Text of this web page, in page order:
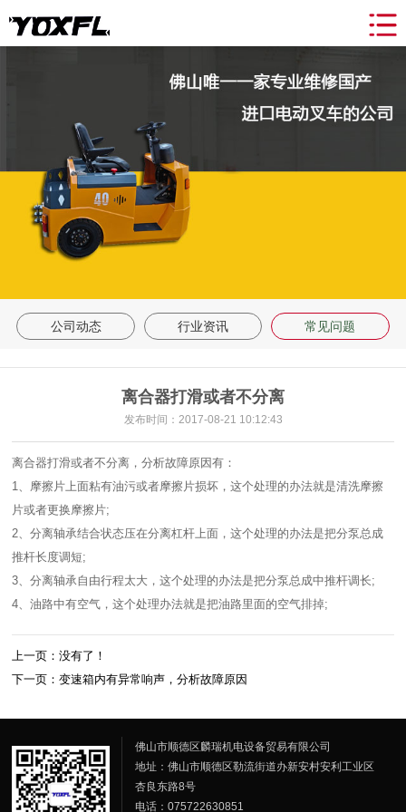
网站导航
新闻动态
合作案例
租赁&维修
联系我们
公司动态 行业资讯 常见问题
离合器打滑或者不分离
发布时间：2017-08-21 10:12:43
离合器打滑或者不分离，分析故障原因有：
1、摩擦片上面粘有油污或者摩擦片损坏，这个处理的办法就是清洗摩擦
片或者更换摩擦片;
2、分离轴承结合状态压在分离杠杆上面，这个处理的办法是把分泵总成
推杆长度调短;
3、分离轴承自由行程太大，这个处理的办法是把分泵总成中推杆调长;
4、油路中有空气，这个处理办法就是把油路里面的空气排掉;
上一页：没有了！
下一页：变速箱内有异常响声，分析故障原因
佛山市顺德区麟瑞机电设备贸易有限公司
地址：佛山市顺德区勒流街道办新安村安利工业区
杏良东路8号
电话：075722630851